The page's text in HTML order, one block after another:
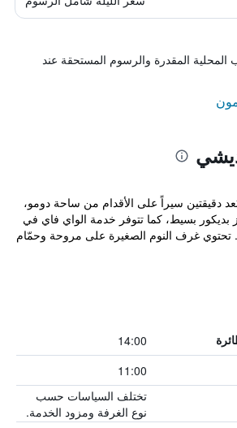
المقدرة والرسوم المستحقة عند
دقيقتين سيراً على الأقدام من ساحة دومو،
بديكور بسيط، كما تتوفر خدمة الواي فاي في
تحتوي غرف النوم الصغيرة على مروحة وحمّام
14:00
11:00
تختلف السياسات حسب
نوع الغرفة ومزود الخدمة.